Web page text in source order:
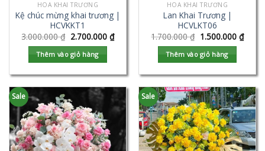
HOA KHAI TRƯƠNG
Kệ chúc mừng khai trương |
HCVKKT1
3.000.000₫ 2.700.000 ₫
Thêm vào giỏ hàng
HOA KHAI TRƯƠNG
Lan Khai Trương |
HCVLKT06
1.700.000₫ 1.500.000 ₫
Thêm vào giỏ hàng
Sale Sale